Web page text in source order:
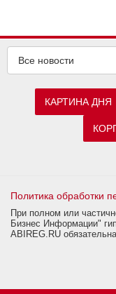
Все новости
КАРТИНА ДНЯ
Политика обработки
При полном или
Бизнес Информации"
ABIREG.RU обязательна